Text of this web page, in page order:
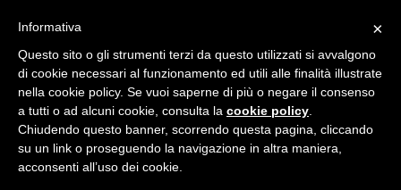
EMAIL
×
Informativa
Questo sito o gli strumenti terzi da questo utilizzati si avvalgono
di cookie necessari al funzionamento ed utili alle finalità illustrate
nella cookie policy. Se vuoi saperne di più o negare il consenso
a tutti o ad alcuni cookie, consulta la cookie policy
Chiudendo questo banner, scorrendo questa pagina, cliccando
su un link o proseguendo la navigazione in altra maniera,
acconsenti all’uso dei cookie.